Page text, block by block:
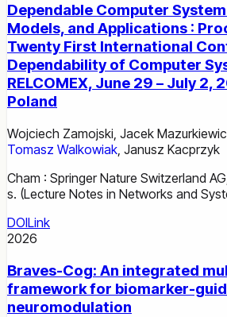
Dependable Computer
Models, and Applications :
Twenty First International
Dependability of Computer
RELCOMEX, June 29 – July 2,
Poland
Wojciech Zamojski, Jacek
Tomasz Walkowiak, Janusz Kacprzyk
Cham : Springer Nature Switzerland
s. (Lecture Notes in Networks and
DOILink
2026
Braves-Cog: An integrated
framework for biomarker-
neuromodulation